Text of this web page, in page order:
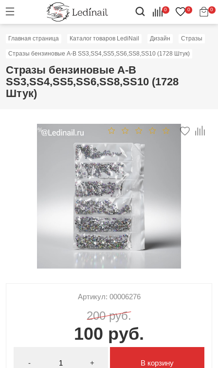
0 0 0
Главная страница Каталог товаров LediNail Дизайн Стразы
Стразы бензиновые А-В SS3,SS4,SS5,SS6,SS8,SS10 (1728 Штук)
Стразы бензиновые А-В
SS3,SS4,SS5,SS6,SS8,SS10 (1728
Штук)
Скидка: 50%
Артикул: 00006276
200 руб.
100 руб.
- + В корзину